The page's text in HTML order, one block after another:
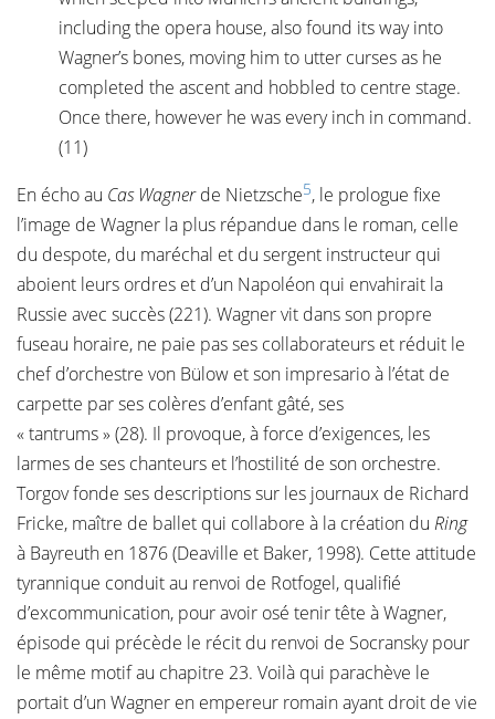
including the opera house, also found its way into
Wagner’s bones, moving him to utter curses as he
completed the ascent and hobbled to centre stage.
Once there, however he was every inch in command.
(11)
En écho au Cas Wagnerde Nietzsche5, le prologue fixe
l’image de Wagner la plus répandue dans le roman, celle
du despote, du maréchal et du sergent instructeur qui
aboient leurs ordres et d’un Napoléon qui envahirait la
Russie avec succès (221). Wagner vit dans son propre
fuseau horaire, ne paie pas ses collaborateurs et réduit le
chef d’orchestre von Bülow et son impresario à l’état de
carpette par ses colères d’enfant gâté, ses
« tantrums » (28). Il provoque, à force d’exigences, les
larmes de ses chanteurs et l’hostilité de son orchestre.
Torgov fonde ses descriptions sur les journaux de Richard
Fricke, maître de ballet qui collabore à la création du Ring
à Bayreuth en 1876 (Deaville et Baker, 1998). Cette attitude
tyrannique conduit au renvoi de Rotfogel, qualifié
d’excommunication, pour avoir osé tenir tête à Wagner,
épisode qui précède le récit du renvoi de Socransky pour
le même motif au chapitre 23. Voilà qui parachève le
portait d’un Wagner en empereur romain ayant droit de vie